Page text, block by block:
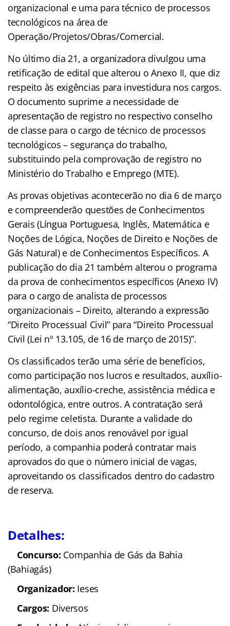
organizacional e uma para técnico de processos
tecnológicos na área de
Operação/Projetos/Obras/Comercial.
No último dia 21, a organizadora divulgou uma
retificação de edital que alterou o Anexo II, que diz
respeito às exigências para investidura nos cargos.
O documento suprime a necessidade de
apresentação de registro no respectivo conselho
de classe para o cargo de técnico de processos
tecnológicos – segurança do trabalho,
substituindo pela comprovação de registro no
Ministério do Trabalho e Emprego (MTE).
As provas objetivas acontecerão no dia 6 de março
e compreenderão questões de Conhecimentos
Gerais (Língua Portuguesa, Inglês, Matemática e
Noções de Lógica, Noções de Direito e Noções de
Gás Natural) e de Conhecimentos Específicos. A
publicação do dia 21 também alterou o programa
da prova de conhecimentos específicos (Anexo IV)
para o cargo de analista de processos
organizacionais – Direito, alterando a expressão
“Direito Processual Civil” para “Direito Processual
Civil (Lei nº 13.105, de 16 de março de 2015)”.
Os classificados terão uma série de benefícios,
como participação nos lucros e resultados, auxílio-
alimentação, auxílio-creche, assistência médica e
odontológica, entre outros. A contratação será
pelo regime celetista. Durante a validade do
concurso, de dois anos renovável por igual
período, a companhia poderá contratar mais
aprovados do que o número inicial de vagas,
aproveitando os classificados dentro do cadastro
de reserva.
Detalhes:
Concurso: Companhia de Gás da Bahia
(Bahiagás)
Organizador: Ieses
Cargos: Diversos